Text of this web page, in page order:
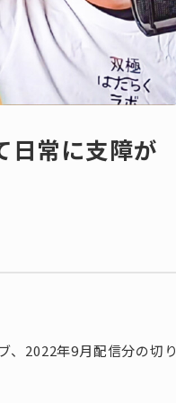
日常に支障が
、2022年9月配信分の切り